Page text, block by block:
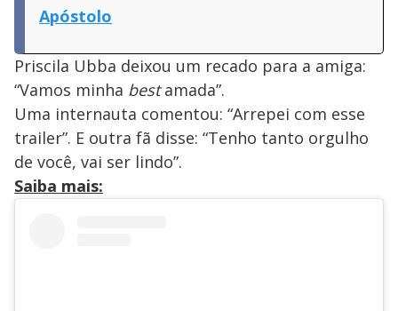
Apóstolo
Priscila Ubba deixou um recado para a amiga:
“Vamos minha bestamada”.
Uma internauta comentou: “Arrepei com esse
trailer”. E outra fã disse: “Tenho tanto orgulho
de você, vai ser lindo”.
Saiba mais: